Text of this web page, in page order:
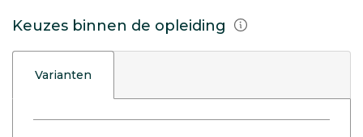
Keuzes binnen de opleiding
Varianten